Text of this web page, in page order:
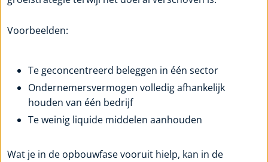
Voorbeelden:
Te geconcentreerd beleggen in één sector
Ondernemersvermogen volledig afhankelijk
houden van één bedrijf
Te weinig liquide middelen aanhouden
Wat je in de opbouwfase vooruit hielp, kan in de